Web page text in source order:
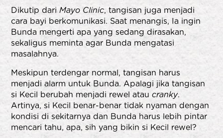
Dikutip dariMayo Clinic, tangisan juga menjadi
cara bayi berkomunikasi. Saat menangis, Ia ingin
Bunda mengerti apa yang sedang dirasakan,
sekaligus meminta agar Bunda mengatasi
masalahnya.
Meskipun terdengar normal, tangisan harus
menjadi alarm untuk Bunda. Apalagi jika tangisan
si Kecil berubah menjadi rewel ataucranky.
Artinya, si Kecil benar-benar tidak nyaman dengan
kondisi di sekitarnya dan Bunda harus lebih pintar
mencari tahu, apa, sih yang bikin si Kecil rewel?